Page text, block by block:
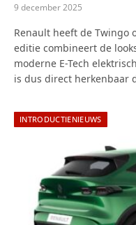
9 december 2025
Renault heeft de Twingo
editie combineert de
moderne E-Tech
is dus direct herkenbaar
INTRODUCTIENIEUWS